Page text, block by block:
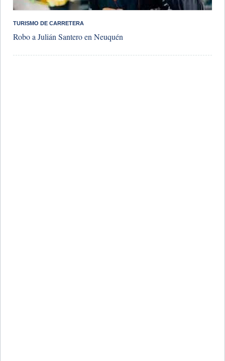
TURISMO DE CARRETERA
Robo a Julián Santero en Neuquén